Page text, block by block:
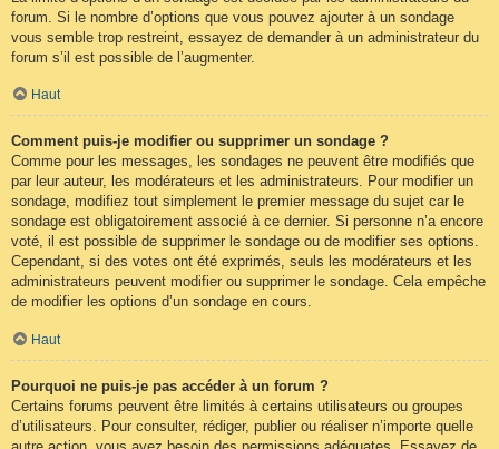
forum. Si le nombre d’options que vous pouvez ajouter à un sondage
vous semble trop restreint, essayez de demander à un administrateur du
forum s’il est possible de l’augmenter.
Haut
Comment puis-je modifier ou supprimer un sondage ?
Comme pour les messages, les sondages ne peuvent être modifiés que
par leur auteur, les modérateurs et les administrateurs. Pour modifier un
sondage, modifiez tout simplement le premier message du sujet car le
sondage est obligatoirement associé à ce dernier. Si personne n’a encore
voté, il est possible de supprimer le sondage ou de modifier ses options.
Cependant, si des votes ont été exprimés, seuls les modérateurs et les
administrateurs peuvent modifier ou supprimer le sondage. Cela empêche
de modifier les options d’un sondage en cours.
Haut
Pourquoi ne puis-je pas accéder à un forum ?
Certains forums peuvent être limités à certains utilisateurs ou groupes
d’utilisateurs. Pour consulter, rédiger, publier ou réaliser n’importe quelle